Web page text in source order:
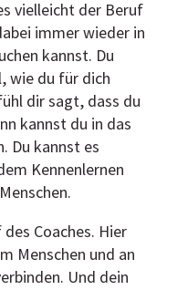
vielleicht der Beruf
immer wieder in
kannst. Du
wie du für dich
dir sagt, dass du
kannst du in das
Du kannst es
Kennenlernen
Coaches. Hier
Menschen und an
Und dein